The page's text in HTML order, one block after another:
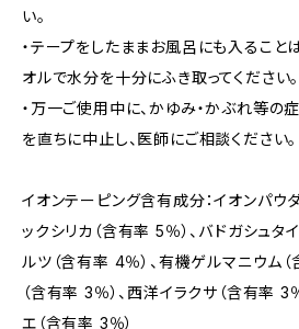
い。
・テープをしたままお風呂にも入ること
オルで水分を十分にふき取ってください。
・万一ご使用中に、かゆみ・かぶれ等の
を直ちに中止し、医師にご相談ください。
イオンテーピング含有成分：イオンパウ
ックシリカ（含有率 5％）、バドガシュタ
ルツ（含有率 4％）、有機ゲルマニウム（
（含有率 3％）、西洋イラクサ（含有率 3
エ（含有率 3％）